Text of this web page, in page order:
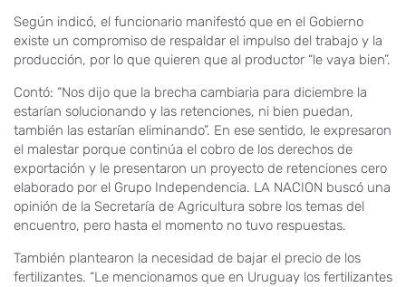
Según indicó, el funcionario manifestó que en el Gobierno
existe un compromiso de respaldar el impulso del trabajo y la
producción, por lo que quieren que al productor “le vaya bien”.
Contó: “Nos dijo que la brecha cambiaria para diciembre la
estarían solucionando y las retenciones, ni bien puedan,
también las estarían eliminando”. En ese sentido, le expresaron
el malestar porque continúa el cobro de los derechos de
exportación y le presentaron un proyecto de retenciones cero
elaborado por el Grupo Independencia. LA NACION buscó una
opinión de la Secretaría de Agricultura sobre los temas del
encuentro, pero hasta el momento no tuvo respuestas.
También plantearon la necesidad de bajar el precio de los
fertilizantes. “Le mencionamos que en Uruguay los fertilizantes